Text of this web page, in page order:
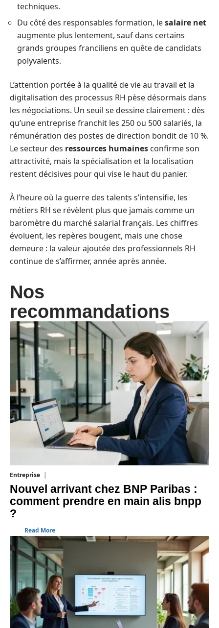
techniques.
Du côté des responsables formation, lesalaire net
augmente plus lentement, sauf dans certains
grands groupes franciliens en quête de candidats
polyvalents.
L’attention portée à la qualité de vie au travail et la
digitalisation des processus RH pèse désormais dans
les négociations. Un seuil se dessine clairement : dès
qu’une entreprise franchit les 250 ou 500 salariés, la
rémunération des postes de direction bondit de 10 %.
Le secteur des ressources humaines confirme son
attractivité, mais la spécialisation et la localisation
restent décisives pour qui vise le haut du panier.
À l’heure où la guerre des talents s’intensifie, les
métiers RH se révèlent plus que jamais comme un
baromètre du marché salarial français. Les chiffres
évoluent, les repères bougent, mais une chose
demeure : la valeur ajoutée des professionnels RH
continue de s’affirmer, année après année.
Nos
recommandations
Entreprise
Nouvel arrivant chez BNP Paribas :
comment prendre en main alis bnpp
?
Read More